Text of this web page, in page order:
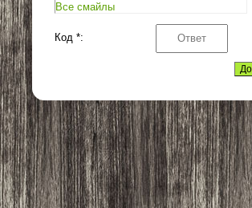
Все смайлы
Код *: